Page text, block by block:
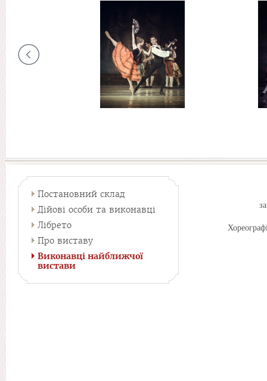
Постановний склад
Дійові особи та виконавці
Лібрето
Про виставу
Виконавці найближчої
вистави